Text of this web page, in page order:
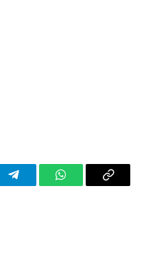
TelegramWhatsAppCopy